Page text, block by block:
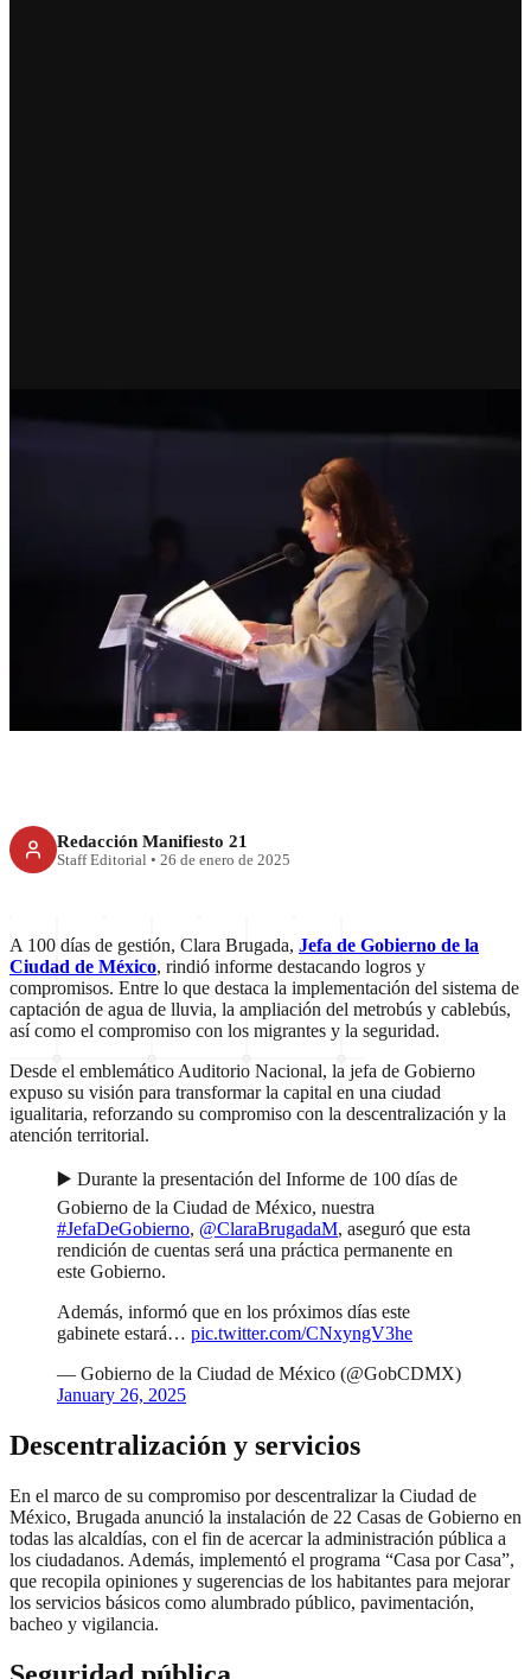
Clara Brugada rinde informe:
más seguridad, agua y
movilidad
Redacción Manifiesto 21
Staff Editorial • 26 de enero de 2025
A 100 días de gestión, Clara Brugada, Jefa de Gobierno de la
Ciudad de México, rindió informe destacando logros y
compromisos. Entre lo que destaca la implementación del sistema de
captación de agua de lluvia, la ampliación del metrobús y cablebús,
así como el compromiso con los migrantes y la seguridad.
Desde el emblemático Auditorio Nacional, la jefa de Gobierno
expuso su visión para transformar la capital en una ciudad
igualitaria, reforzando su compromiso con la descentralización y la
atención territorial.
▶️ Durante la presentación del Informe de 100 días de
Gobierno de la Ciudad de México, nuestra
#JefaDeGobierno, @ClaraBrugadaM, aseguró que esta
rendición de cuentas será una práctica permanente en
este Gobierno.
Además, informó que en los próximos días este
gabinete estará… pic.twitter.com/CNxyngV3he
— Gobierno de la Ciudad de México (@GobCDMX)
January 26, 2025
Descentralización y servicios
En el marco de su compromiso por descentralizar la Ciudad de
México, Brugada anunció la instalación de 22 Casas de Gobierno en
todas las alcaldías, con el fin de acercar la administración pública a
los ciudadanos. Además, implementó el programa “Casa por Casa”,
que recopila opiniones y sugerencias de los habitantes para mejorar
los servicios básicos como alumbrado público, pavimentación,
bacheo y vigilancia.